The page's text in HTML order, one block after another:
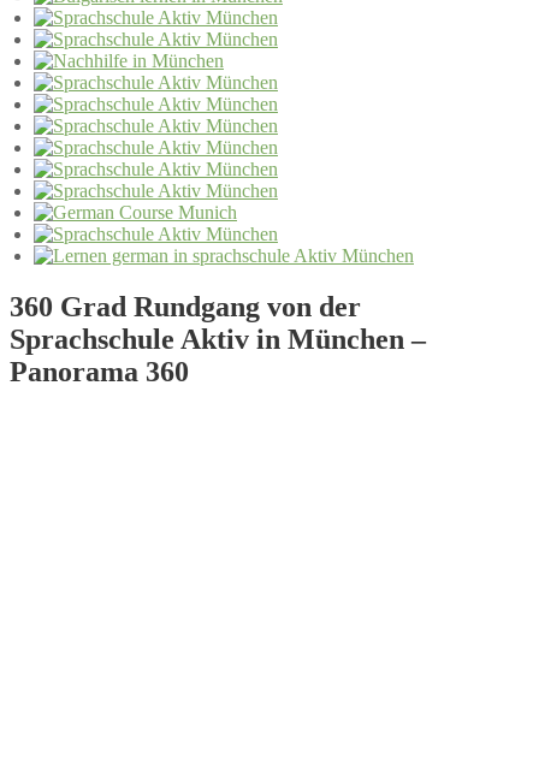
360 Grad Rundgang von der
Sprachschule Aktiv in München –
Panorama 360